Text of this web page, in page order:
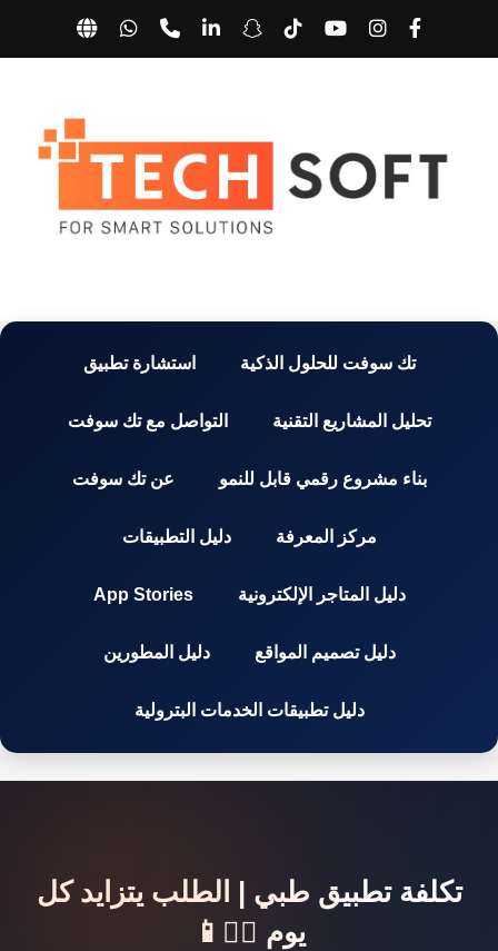
تك سوفت للحلول الذكية استشارة تطبيق
تحليل المشاريع التقنية التواصل مع تك سوفت
بناء مشروع رقمي قابل للنمو عن تك سوفت
مركز المعرفة دليل التطبيقات
دليل المتاجر الإلكترونية App Stories
دليل تصميم المواقع دليل المطورين
دليل تطبيقات الخدمات البترولية
تكلفة تطبيق طبي | الطلب يتزايد كل
يوم 👨‍⚕️📱